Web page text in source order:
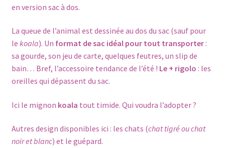
en version sac à dos.
La queue de l’animal est dessinée au dos du sac (sauf pour
le koala). Un format de sac idéal pour tout transporter:
sa gourde, son jeu de carte, quelques feutres, un slip de
bain… Bref, l’accessoire tendance de l’été ! Le + rigolo : les
oreilles qui dépassent du sac.
Ici le mignon koala tout timide. Qui voudra l’adopter ?
Autres design disponibles ici : les chats (chat tigré ou chat
noir et blanc) et le guépard.